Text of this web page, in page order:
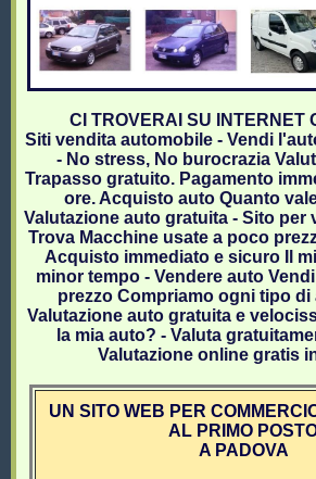
CI TROVERAI SU INTERNET
Siti vendita automobile - Vendi
- No stress, No burocrazia
Trapasso gratuito. Pagamento
ore. Acquisto auto Quanto
Valutazione auto gratuita - Sito per
Trova Macchine usate a poco
Acquisto immediato e sicuro Il
minor tempo - Vendere auto
prezzo Compriamo ogni tipo
Valutazione auto gratuita e
la mia auto? - Valuta
Valutazione online gratis
UN SITO WEB PER
AL PRIMO
A PADOVA